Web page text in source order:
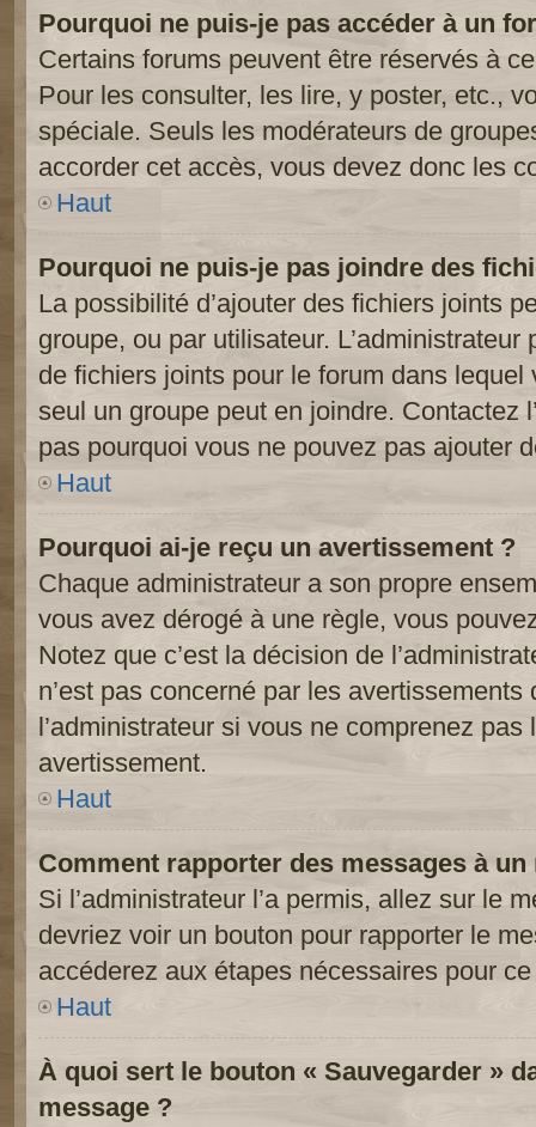
Pourquoi ne puis-je pas accéder à un
Certains forums peuvent être réservés à
Pour les consulter, les lire, y poster, etc.,
spéciale. Seuls les modérateurs de
accorder cet accès, vous devez donc les
Haut
Pourquoi ne puis-je pas joindre des
La possibilité d’ajouter des fichiers joints
groupe, ou par utilisateur. L’administrateur
de fichiers joints pour le forum dans
seul un groupe peut en joindre. Contactez
pas pourquoi vous ne pouvez pas ajouter
Haut
Pourquoi ai-je reçu un avertissement ?
Chaque administrateur a son propre
vous avez dérogé à une règle, vous
Notez que c’est la décision de
n’est pas concerné par les avertissements
l’administrateur si vous ne comprenez
avertissement.
Haut
Comment rapporter des messages à
Si l’administrateur l’a permis, allez sur le
devriez voir un bouton pour rapporter le
accéderez aux étapes nécessaires pour
Haut
À quoi sert le bouton « Sauvegarder »
message ?